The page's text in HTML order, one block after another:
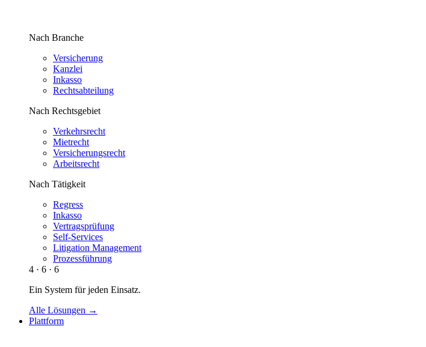
Nach Branche
Versicherung
Kanzlei
Inkasso
Rechtsabteilung
Nach Rechtsgebiet
Verkehrsrecht
Mietrecht
Versicherungsrecht
Arbeitsrecht
Nach Tätigkeit
Regress
Inkasso
Vertragsprüfung
Self-Services
Litigation Management
Prozessführung
4 · 6 · 6
Ein System für jeden Einsatz.
Alle Lösungen →
Plattform